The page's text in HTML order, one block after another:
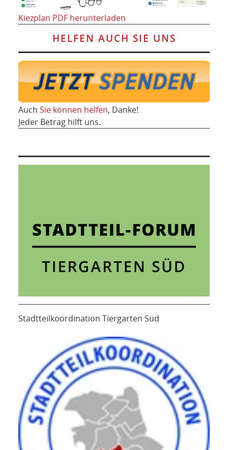
Kiezplan PDF herunterladen
HELFEN AUCH SIE UNS
Auch Sie können helfen, Danke!
Jeder Betrag hilft uns.
Stadtteilkoordination Tiergarten Süd